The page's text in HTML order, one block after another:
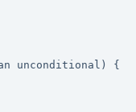
unconditional) {